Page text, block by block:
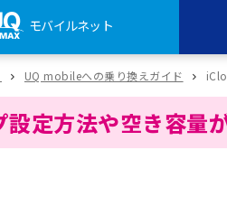
モバイルネット
UQ mobileへの乗り換えガイド
定方法や空き容量